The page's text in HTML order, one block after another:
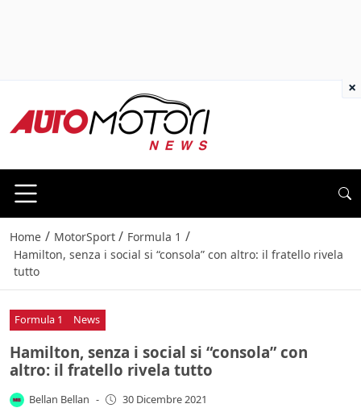
Home / MotorSport / Formula 1 /
Hamilton, senza i social si “consola” con altro: il fratello rivela
tutto
Formula 1 News
Hamilton, senza i social si “consola” con
altro: il fratello rivela tutto
Bellan Bellan - 30 Dicembre 2021
×